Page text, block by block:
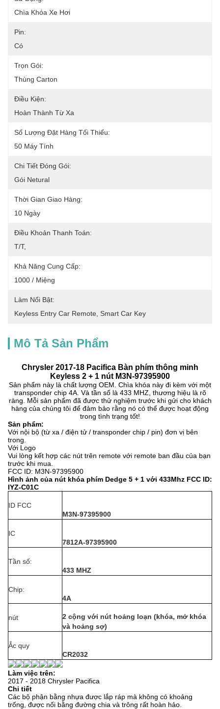
Chìa Khóa Xe Hơi
Pin:
Có
Trọn Gói:
Thùng Carton
Điều Kiện:
Hoàn Thành Từ Xa
Số Lượng Đặt Hàng Tối Thiểu:
50 Máy Tính
Chi Tiết Đóng Gói:
Gói Netural
Thời Gian Giao Hàng:
10 Ngày
Điều Khoản Thanh Toán:
T/T,
Khả Năng Cung Cấp:
1000 / Miệng
Làm Nổi Bật:
Keyless Entry Car Remote Smart Car Key
Mô Tả Sản Phẩm
Chrysler 2017-18 Pacifica Bàn phím thông minh
Keyless 2 + 1 nút M3N-97395900
Sản phẩm này là chất lượng OEM. Chìa khóa này đi kèm với một
transponder chip 4A. Và tần số là 433 MHZ, thương hiệu là rõ
ràng. Mỗi sản phẩm đã được thử nghiệm trước khi gửi cho khách
hàng của chúng tôi để đảm bảo rằng nó có thể được hoạt động
trong tình trạng tốt!
Sản phẩm:
Với nội bộ (từ xa / điện tử / transponder chip / pin) đơn vị bên
trong.
Với Logo
Vui lòng kết hợp các nút trên remote với remote ban đầu của bạn
trước khi mua.
FCC ID: M3N-97395900
Hình ảnh của nút khóa phím Dedge 5 + 1 với 433Mhz FCC ID:
IYZ-C01C
ID FCC
M3N-97395900
IC
7812A-97395900
Tần số:
433 MHZ
Chip:
4A
nút
2 cộng với nút hoảng loạn (khóa, mở khóa
và hoảng sợ)
Ắc quy
CR2032
Làm việc trên:
2017 - 2018 Chrysler Pacifica
Chi tiết
Các bộ phận bằng nhựa được lắp ráp mà không có khoảng
trống, được nối bằng đường chia và trông rất hoàn hảo.